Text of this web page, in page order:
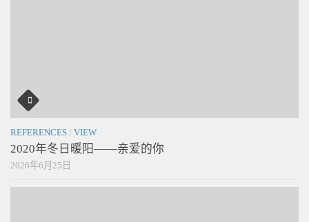
REFERENCES / VIEW
2020年冬日暖阳——亲爱的你
2026年6月25日